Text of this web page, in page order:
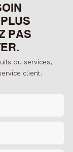
PAS
ou services,
client.